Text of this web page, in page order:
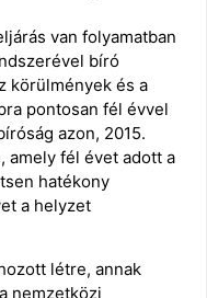
van folyamatban
bíró
körülmények és a
pontosan fél évvel
azon, 2015.
amely fél évet adott a
hatékony
a helyzet
létre, annak
nemzetközi